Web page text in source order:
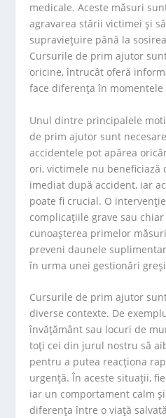
medicale. Aceste măsuri
agravarea stării victimei și
supraviețuire până la
Cursurile de prim ajutor
oricine, întrucât oferă
face diferența în momentele
Unul dintre principalele
de prim ajutor sunt
accidentele pot apărea
ori, victimele nu
imediat după accident, iar
poate fi crucial. O
complicațiile grave sau
cunoașterea primelor
preveni daunele
în urma unei gestionări
Cursurile de prim ajutor
diverse contexte. De
învățământ sau locuri de
toți cei din jurul nostru să
pentru a putea reacționa
urgență. În aceste situații,
iar un comportament calm
diferența între o viață